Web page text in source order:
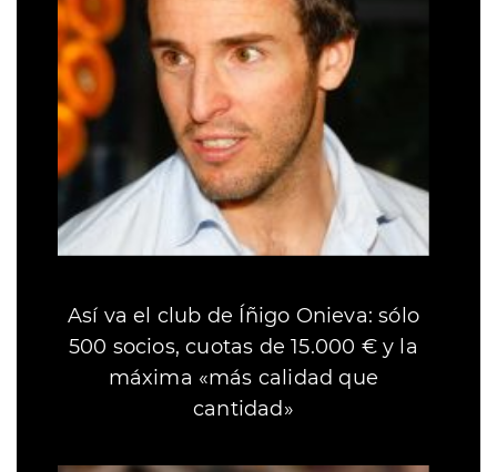
Así va el club de Íñigo Onieva: sólo
500 socios, cuotas de 15.000 € y la
máxima «más calidad que
cantidad»